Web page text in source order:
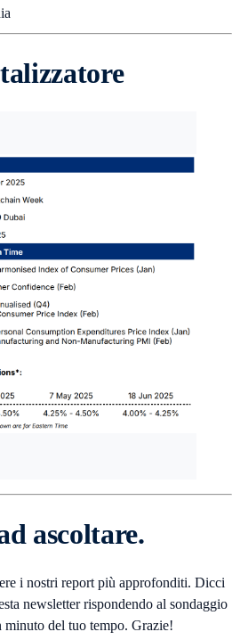
ascoltare.
i nostri report più approfonditi. Dicci
newsletter rispondendo al sondaggio
del tuo tempo. Grazie!